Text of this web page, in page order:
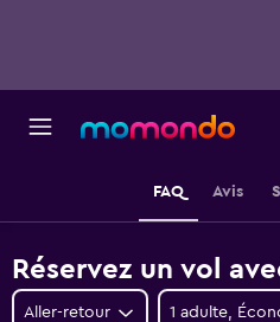
FAQ Avis
Réservez un vol
Aller-retour 1 adulte,